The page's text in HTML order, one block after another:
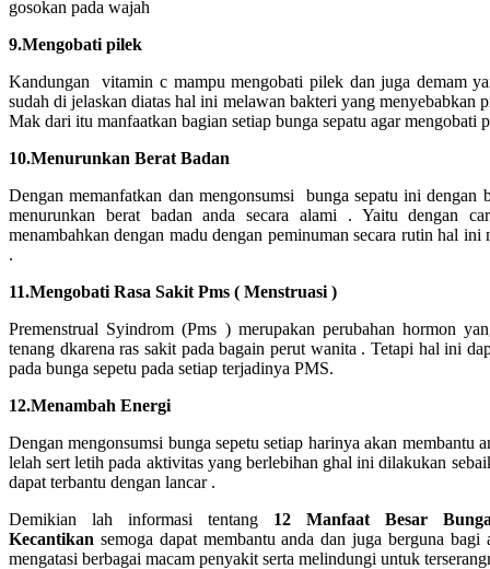
gosokan pada wajah
9.Mengobati pilek
Kandungan vitamin c mampu mengobati pilek dan juga demam
sudah di jelaskan diatas hal ini melawan bakteri yang menyebabkan
Mak dari itu manfaatkan bagian setiap bunga sepatu agar mengobati
10.Menurunkan Berat Badan
Dengan memanfatkan dan mengonsumsi bunga sepatu ini dengan
menurunkan berat badan anda secara alami . Yaitu dengan
menambahkan dengan madu dengan peminuman secara rutin hal ini
.
11.Mengobati Rasa Sakit Pms ( Menstruasi )
Premenstrual Syindrom (Pms ) merupakan perubahan hormon
tenang dkarena ras sakit pada bagain perut wanita . Tetapi hal ini
pada bunga sepetu pada setiap terjadinya PMS.
12.Menambah Energi
Dengan mengonsumsi bunga sepetu setiap harinya akan membantu
lelah sert letih pada aktivitas yang berlebihan ghal ini dilakukan
dapat terbantu dengan lancar .
Demikian lah informasi tentang 12 Manfaat Besar
Kecantikan semoga dapat membantu anda dan juga berguna bagi
mengatasi berbagai macam penyakit serta melindungi untuk